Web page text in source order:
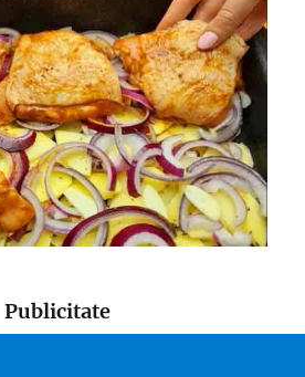
Publicitate